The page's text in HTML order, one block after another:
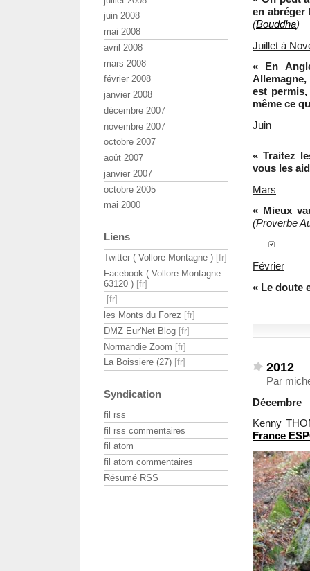
en abréger
(Bouddha)
Juillet à
« En
est
même ce
Juin
« Traitez
vous les
Mars
« Mieux
(Proverbe
Février
« Le doute
2012
Par
Décembre
Kenny
France
juin 2008
mai 2008
avril 2008
mars 2008
février 2008
janvier 2008
décembre 2007
novembre 2007
octobre 2007
août 2007
janvier 2007
octobre 2005
mai 2000
Liens
Twitter ( Vollore Montagne )
Facebook ( Vollore Montagne
63120 )
les Monts du Forez
DMZ Eur'Net Blog
Normandie Zoom
La Boissiere (27)
Syndication
fil rss
fil rss commentaires
fil atom
fil atom commentaires
Résumé RSS